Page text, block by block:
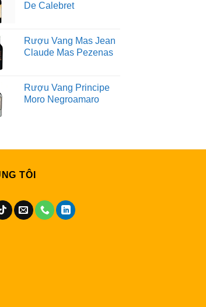
De Calebret
Rượu Vang Mas Jean
Claude Mas Pezenas
Rượu Vang Principe
Moro Negroamaro
TÔI